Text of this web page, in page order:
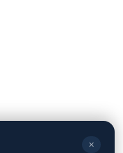
✕